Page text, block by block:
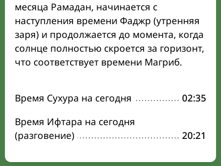
месяца Рамадан, начинается с
наступления времени Фаджр (утренняя
заря) и продолжается до момента, когда
солнце полностью скроется за горизонт,
что соответствует времени Магриб.
Время Сухура на сегодня
02:35
Время Ифтара на сегодня
(разговение)
20:21